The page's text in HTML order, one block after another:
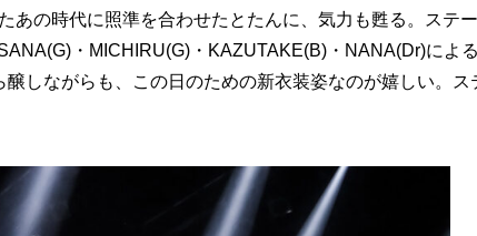
あの時代に照準を合わせたとたんに、気力も甦る。ステー
・MICHIRU(G)・KAZUTAKE(B)・NANA(Dr)による
しながらも、この日のための新衣装姿なのが嬉しい。ス